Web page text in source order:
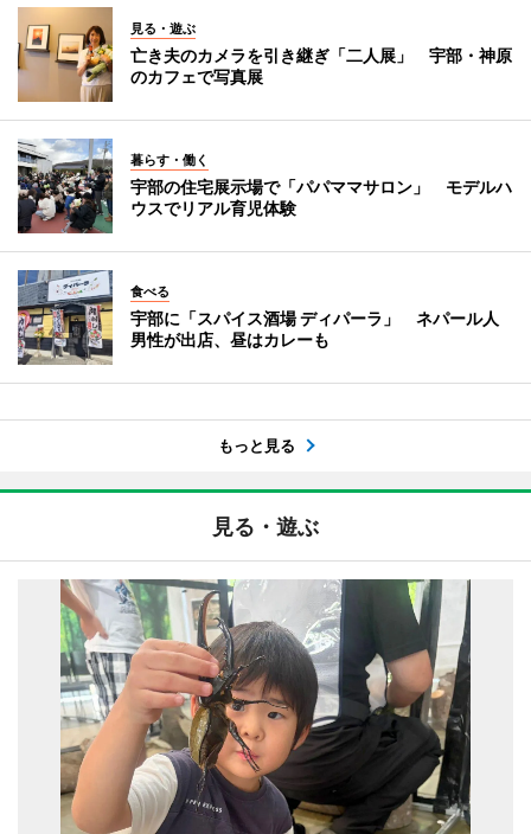
見る・遊ぶ
亡き夫のカメラを引き継ぎ「二人展」 宇部・神原
のカフェで写真展
暮らす・働く
宇部の住宅展示場で「パパママサロン」 モデルハ
ウスでリアル育児体験
食べる
宇部に「スパイス酒場 ディパーラ」 ネパール人
男性が出店、昼はカレーも
もっと見る
見る・遊ぶ